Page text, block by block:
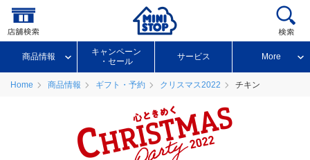
商品情報
キャンペーン
・セール
サービス More
Home 商品情報 ギフト・予約 クリスマス2022 チキン